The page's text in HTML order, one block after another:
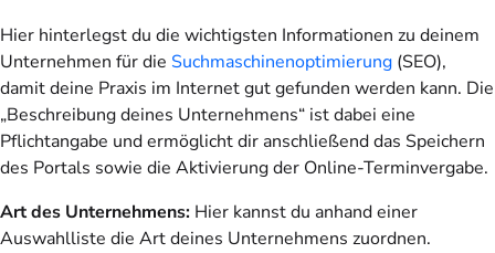
Hier hinterlegst du die wichtigsten Informationen zu deinem
Unternehmen für die Suchmaschinenoptimierung (SEO),
damit deine Praxis im Internet gut gefunden werden kann. Die
„Beschreibung deines Unternehmens“ ist dabei eine
Pflichtangabe und ermöglicht dir anschließend das Speichern
des Portals sowie die Aktivierung der Online-Terminvergabe.
Art des Unternehmens: Hier kannst du anhand einer
Auswahlliste die Art deines Unternehmens zuordnen.